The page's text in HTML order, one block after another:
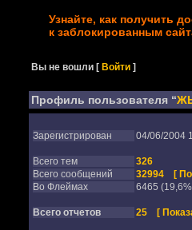
Узнайте, как получить
к заблокированным
Вы не вошли [Войти ]
Профиль пользователя “
Зарегистрирован 04/06/2004
Всего тем
326
Всего сообщений
32994
[
Во Флеймах
6465
Всего отчетов 25 [